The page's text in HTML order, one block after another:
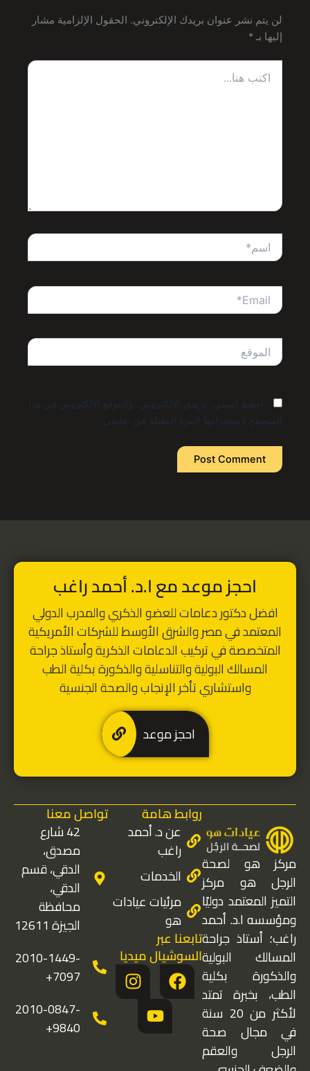
لن يتم نشر عنوان بريدك الإلكتروني.
الحقول الإلزامية مشار
إليها بـ *
هنا...
احفظ اسمي، بريدي الإلكتروني، والموقع الإلكتروني في هذا
المتصفح لاستخدامها المرة المقبلة في تعليقي.
احجز موعد مع ا.د. أحمد راغب
افضل دكتور دعامات للعضو الذكريوالمدرب الدولي
المعتمد في مصر والشرق الأوسط للشركات الأمريكية
المتخصصة في تركيب الدعامات الذكريةوأستاذ جراحة
المسالك البولية والتناسلية والذكورة بكلية الطب
واستشاري تأخر الإنجاب والصحة الجنسية
احجز موعد
مركز هو لصحة
الرجل هو مركز
التميز المعتمد دوليًا
ومؤسسه ا.د. أحمد
راغب؛ أستاذ جراحة
المسالك البولية
والذكورة بكلية
الطب، بخبرة تمتد
لأكثر من 20 سنة
في مجال صحة
الرجل والعقم
روابط هامة
عن د. أحمد
راغب
الخدمات
مرئيات عيادات
هو
تابعنا عبر
السوشيال ميديا
F
a
c
I
n
Y
u
t
تواصل معنا
42 شارع
مصدق،
الدقي، قسم
الدقي،
محافظة
الجيزة 12611
2010-1449-
7097+
2010-0847-
9840+